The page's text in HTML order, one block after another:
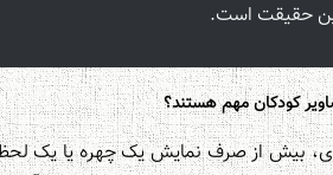
حقیقت است.
کودکان مهم هستند؟
بیش از صرف نمایش یک چهره یا یک